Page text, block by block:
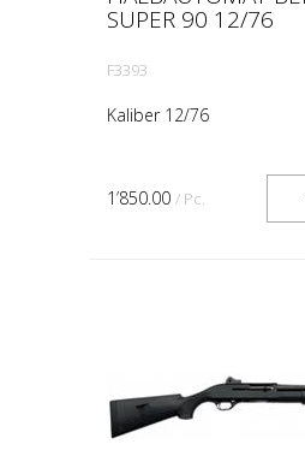
SUPER 90 12/76
F3393
Kaliber 12/76
1’850.00 / Pc.